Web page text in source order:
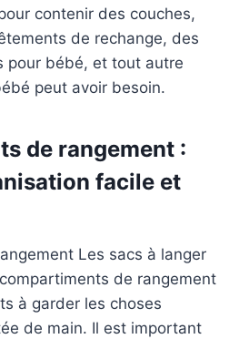
contenir des couches,
de rechange, des
pour bébé, et tout autre
peut avoir besoin.
de rangement :
facile et
Les sacs à langer
de rangement
à garder les choses
de main. Il est important